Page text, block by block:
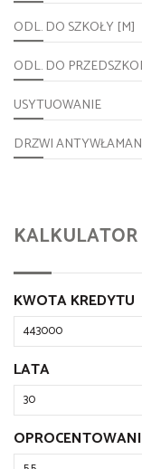
ODL. DO SZKOŁY [M]
ODL. DO
USYTUOWANIE
DRZWI
KWOTA KREDYTU
LATA